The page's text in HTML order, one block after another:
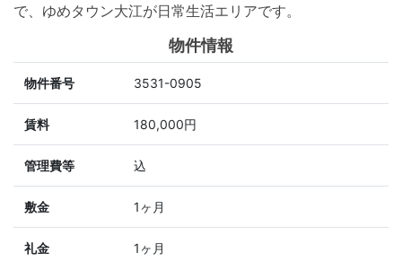
で、ゆめタウン大江が日常生活エリアです。
物件情報
物件番号 3531-0905
賃料 180,000円
管理費等 込
敷金 1ヶ月
礼金 1ヶ月